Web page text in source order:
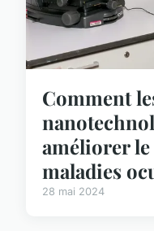
Comment
améliorer
maladies
28 mai 2024